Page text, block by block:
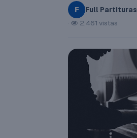
F Full Partituras
·
2,461 vistas